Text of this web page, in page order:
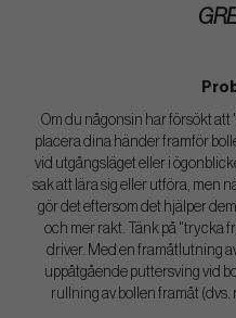
Om du någonsin har försökt
placera dina händer framför
vid utgångsläget eller i
sak att lära sig eller utföra, men
gör det eftersom det hjälper
och mer rakt. Tänk på "trycka
driver. Med en framåtlutning
uppåtgående puttersving vid
rullning av bollen framåt